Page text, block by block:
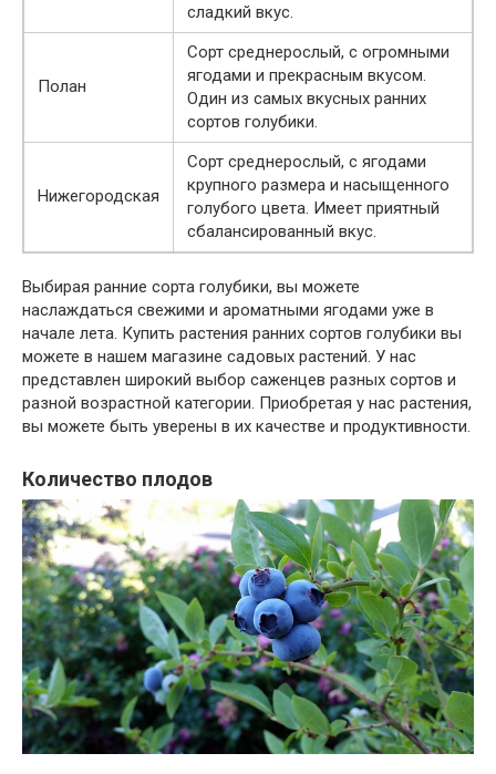
сладкий вкус.
Полан
Сорт среднерослый, с огромными
ягодами и прекрасным вкусом.
Один из самых вкусных ранних
сортов голубики.
Нижегородская
Сорт среднерослый, с ягодами
крупного размера и насыщенного
голубого цвета. Имеет приятный
сбалансированный вкус.
Выбирая ранние сорта голубики, вы можете
наслаждаться свежими и ароматными ягодами уже в
начале лета. Купить растения ранних сортов голубики вы
можете в нашем магазине садовых растений. У нас
представлен широкий выбор саженцев разных сортов и
разной возрастной категории. Приобретая у нас растения,
вы можете быть уверены в их качестве и продуктивности.
Количество плодов